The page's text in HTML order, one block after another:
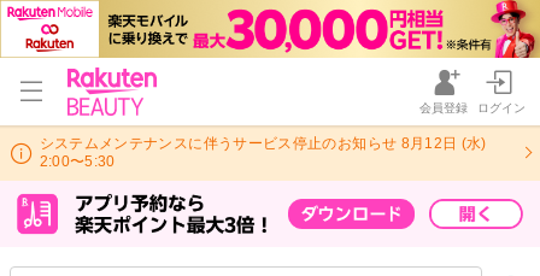
会員登録 ログイン
システムメンテナンスに伴うサービス停止のお知らせ 8月12日 (水)
2:00〜5:30